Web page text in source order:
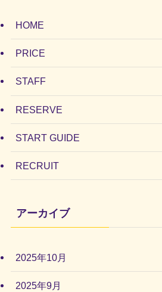
HOME
PRICE
STAFF
RESERVE
START GUIDE
RECRUIT
アーカイブ
2025年10月
2025年9月